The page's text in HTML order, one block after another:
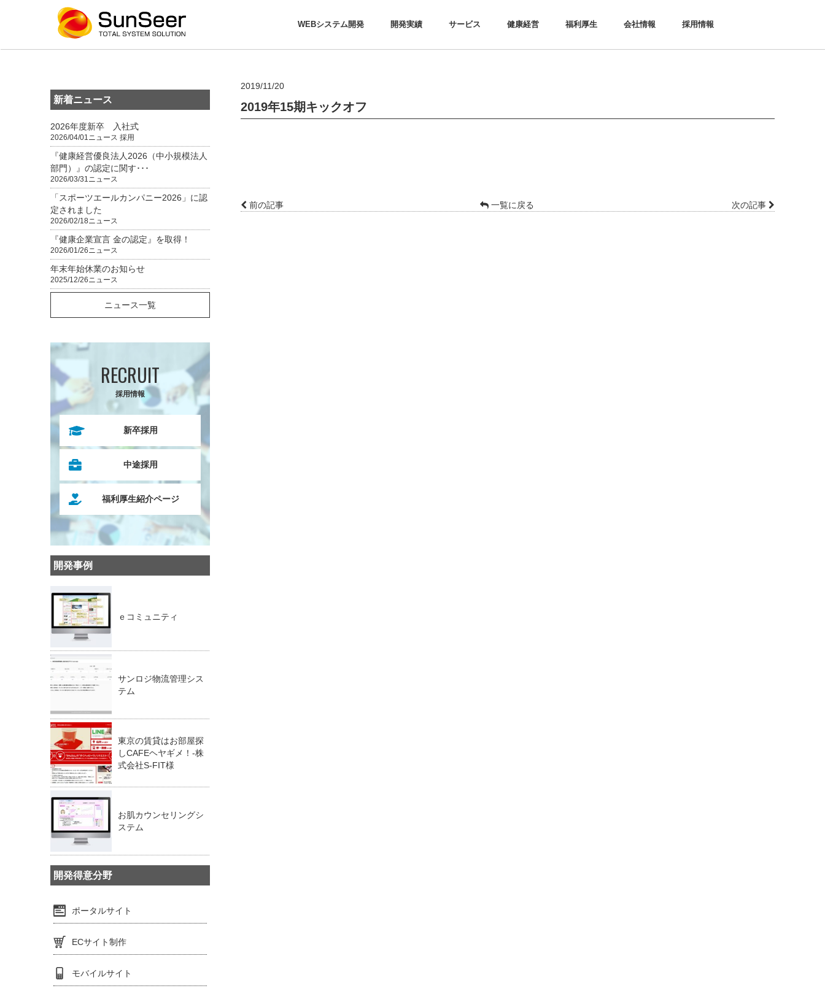
WEBシステム開発 開発実績 サービス 健康経営 福利厚生 会社情報 採用情報
2019/11/20
2019年15期キックオフ
前の記事 一覧に戻る 次の記事
新着ニュース
2026年度新卒 入社式
2026/04/01 ニュース 採用
『健康経営優良法人2026（中小規模法人
部門）』の認定に関す･･･
2026/03/31 ニュース
「スポーツエールカンパニー2026」に認
定されました
2026/02/18ニュース
『健康企業宣言 金の認定』を取得！
2026/01/26 ニュース
年末年始休業のお知らせ
2025/12/26 ニュース
ニュース一覧
RECRUIT
採用情報
新卒採用
中途採用
福利厚生紹介ページ
開発事例
ｅコミュニティ
サンロジ物流管理シス
テム
東京の賃貸はお部屋探
しCAFEヘヤギメ！-株
式会社S-FIT様
お肌カウンセリングシ
ステム
開発得意分野
ポータルサイト
ECサイト制作
モバイルサイト